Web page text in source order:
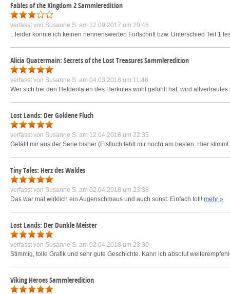
Fables of the Kingdom 2 Sammleredition
verfasst von Susanne S. am 12.09.2017 um 20:46
...leider konnte ich keinen nennenswerten Fortschritt bzw. Unterschied Teil 1
Alicia Quatermain: Secrets of the Lost Treasures Sammleredition
verfasst von Susanne S. am 04.03.2018 um 11:46
Wer sich bei den Heldentaten des Herkules wohl gefühlt hat, wird
Lost Lands: Der Goldene Fluch
verfasst von Susanne S. am 12.04.2018 um 22:35
Gefällt mir aus der Serie bisher (Eisfluch fehlt mir noch) am besten. Hier
Tiny Tales: Herz des Waldes
verfasst von Susanne S. am 02.04.2018 um 23:38
Das war mal wirklich ein Augenschmaus und auch sonst: Einfach toll! mehr »
Lost Lands: Der Dunkle Meister
verfasst von Susanne S. am 02.04.2018 um 23:30
Stimmig, tolle Grafik und sehr gute Geschichte. Kann ich absolut
Viking Heroes Sammleredition